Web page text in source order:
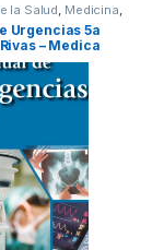
la Salud Medicina
y tecnicos
Urgencias 5a
– Medica